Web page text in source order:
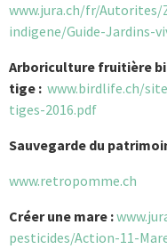
www.jura.ch/fr/
indigene/Guide-Jardins-
Arboriculture fruitière
tige : www.birdlife.ch/
tiges-2016.pdf
Sauvegarde du
www.retropomme.ch
Créer une mare :
pesticides/Action-11-